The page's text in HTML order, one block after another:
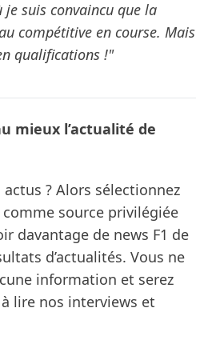
je suis convaincu que la
compétitive en course. Mais
qualifications !"
mieux l’actualité de
? Alors sélectionnez
source privilégiée
davantage de news F1 de
d’actualités. Vous ne
information et serez
lire nos interviews et